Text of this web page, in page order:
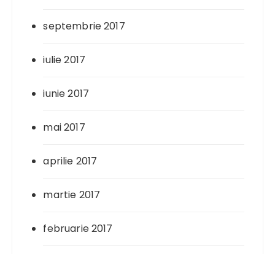
septembrie 2017
iulie 2017
iunie 2017
mai 2017
aprilie 2017
martie 2017
februarie 2017